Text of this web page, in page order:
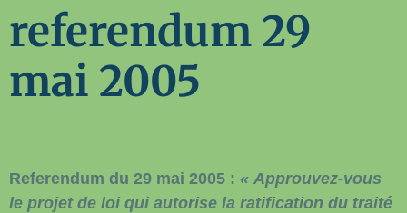
referendum 29
mai 2005
Referendum du 29 mai 2005 : « Approuvez-vous
le projet de loi qui autorise la ratification du traité